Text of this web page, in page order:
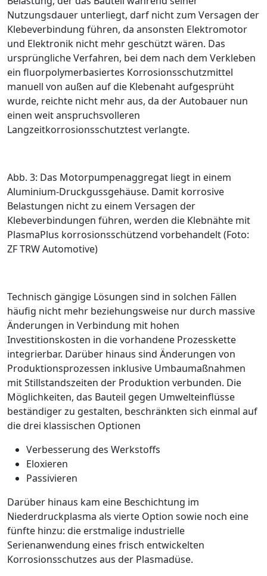
Nutzungsdauer unterliegt, darf nicht zum Versagen der
Klebeverbindung führen, da ansonsten Elektromotor
und Elektronik nicht mehr geschützt wären. Das
ursprüngliche Verfahren, bei dem nach dem Verkleben
ein fluorpolymerbasiertes Korrosionsschutzmittel
manuell von ­außen auf die Klebenaht aufgesprüht
wurde, reichte nicht mehr aus, da der Autobauer nun
einen weit anspruchsvolleren
Langzeitkorrosionsschutztest verlangte.
Abb. 3: Das Motorpumpenaggregat liegt in einem
Aluminium-Druckgussgehäuse. Damit korrosive
Belastungen nicht zu einem Versagen der
Klebeverbindungen führen, werden die Klebnähte mit
PlasmaPlus korrosionsschützend vorbehandelt (Foto:
ZF TRW Automotive)
Technisch gängige Lösungen sind in ­solchen Fällen
häufig nicht mehr ­beziehungsweise nur durch massive
Änderungen in Verbindung mit hohen
Investitionskosten in die vorhandene Prozesskette
integrierbar. Darüber hinaus sind Änderungen von
Produktionsprozessen inklusive Umbaumaßnahmen
mit Stillstandszeiten der Produktion verbunden. Die
Möglichkeiten, das Bauteil gegen Umwelteinflüsse
beständiger zu gestalten, beschränkten sich einmal auf
die drei klassischen Optionen
Verbesserung des Werkstoffs
Eloxieren
Passivieren
Darüber hinaus kam eine Beschichtung im
Niederdruckplasma als vierte Option sowie noch eine
fünfte hinzu: die erstmalige industrielle
Serienanwendung eines frisch ent­wickelten
Korrosionsschutzes aus der Plasmadüse.